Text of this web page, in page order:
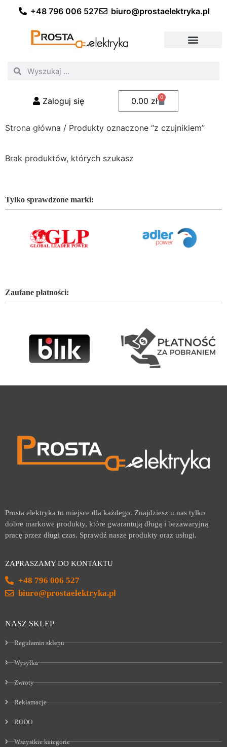
+48 796 006 527 biuro@prostaelektryka.pl
Zaloguj się 0.00 zł 0
Strona główna / Produkty oznaczone “z czujnikiem”
Brak produktów, których szukasz
Tylko sprawdzone marki:
Zaufane płatności:
Prosta elektryka to miejsce dla każdego. Znajdziesz u nas tylko
dobre markowe produkty, które gwarantują długą i bezawaryjną
pracę przez długi czas. Sprawdź nasze produkty oraz usługi.
ZAPRASZAMY DO KONTAKTU
+48 796 006 527
biuro@prostaelektryka.pl
NASZ SKLEP
Regulamin sklepu
Wysyłka
Zwroty
Reklamacje
RODO
Wszystkie kategorie